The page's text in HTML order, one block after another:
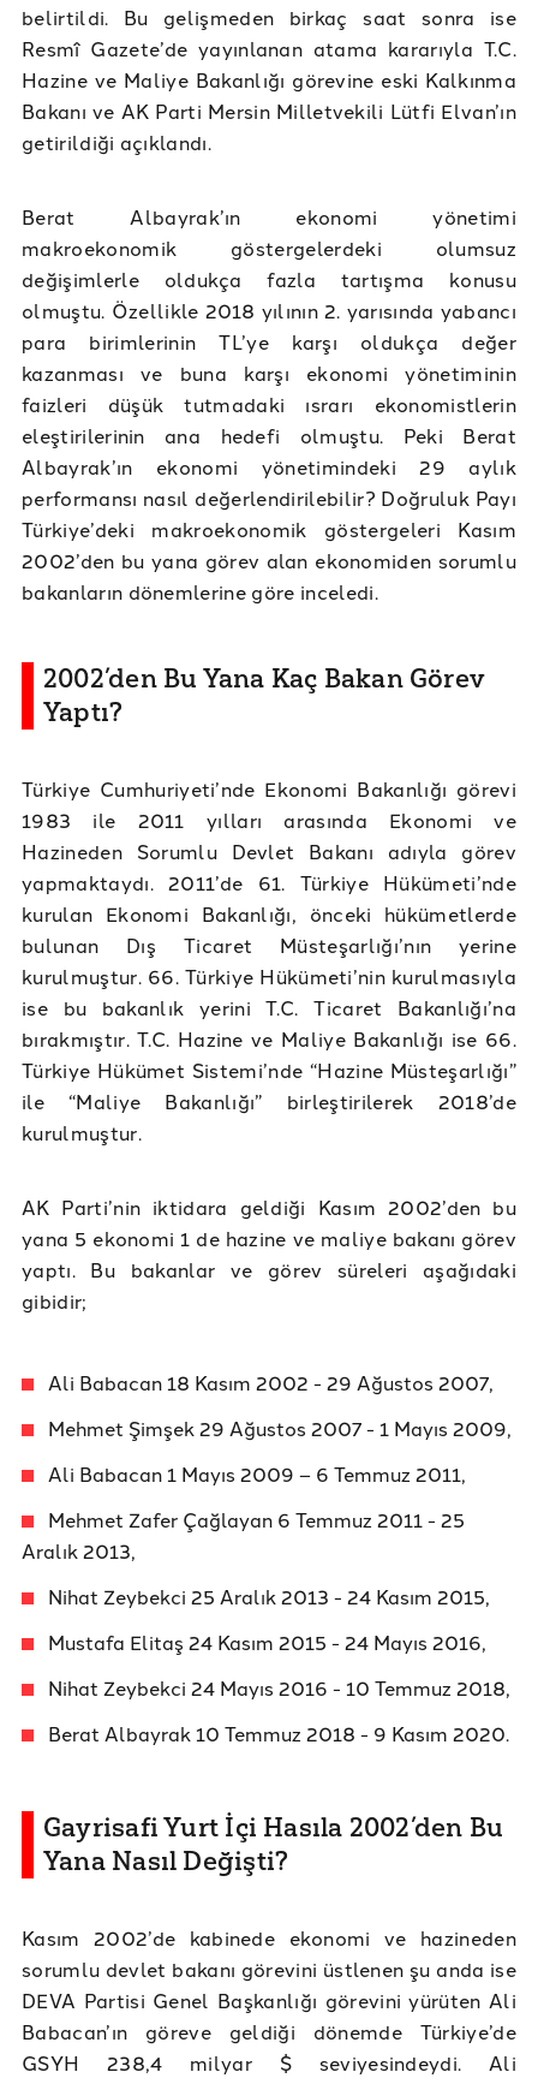
belirtildi. Bu gelişmeden birkaç saat sonra ise
Resmî Gazete’de yayınlanan atama kararıyla T.C.
Hazine ve Maliye Bakanlığı görevine eski Kalkınma
Bakanı ve AK Parti Mersin Milletvekili Lütfi Elvan’ın
getirildiği açıklandı.
Berat Albayrak’ın ekonomi yönetimi
makroekonomik göstergelerdeki olumsuz
değişimlerle oldukça fazla tartışma konusu
olmuştu. Özellikle 2018 yılının 2. yarısında yabancı
para birimlerinin TL’ye karşı oldukça değer
kazanması ve buna karşı ekonomi yönetiminin
faizleri düşük tutmadaki ısrarı ekonomistlerin
eleştirilerinin ana hedefi olmuştu. Peki Berat
Albayrak’ın ekonomi yönetimindeki 29 aylık
performansı nasıl değerlendirilebilir? Doğruluk Payı
Türkiye’deki makroekonomik göstergeleri Kasım
2002’den bu yana görev alan ekonomiden sorumlu
bakanların dönemlerine göre inceledi.
2002’den Bu Yana Kaç Bakan Görev
Yaptı?
Türkiye Cumhuriyeti’nde Ekonomi Bakanlığı görevi
1983 ile 2011 yılları arasında Ekonomi ve
Hazineden Sorumlu Devlet Bakanı adıyla görev
yapmaktaydı. 2011’de 61. Türkiye Hükümeti’nde
kurulan Ekonomi Bakanlığı, önceki hükümetlerde
bulunan Dış Ticaret Müsteşarlığı’nın yerine
kurulmuştur. 66. Türkiye Hükümeti’nin kurulmasıyla
ise bu bakanlık yerini T.C. Ticaret Bakanlığı’na
bırakmıştır. T.C. Hazine ve Maliye Bakanlığı ise 66.
Türkiye Hükümet Sistemi’nde “Hazine Müsteşarlığı”
ile “Maliye Bakanlığı” birleştirilerek 2018’de
kurulmuştur.
AK Parti’nin iktidara geldiği Kasım 2002’den bu
yana 5 ekonomi 1 de hazine ve maliye bakanı görev
yaptı. Bu bakanlar ve görev süreleri aşağıdaki
gibidir;
Ali Babacan 18 Kasım 2002 - 29 Ağustos 2007,
Mehmet Şimşek 29 Ağustos 2007 - 1 Mayıs 2009,
Ali Babacan 1 Mayıs 2009 – 6 Temmuz 2011,
Mehmet Zafer Çağlayan 6 Temmuz 2011 - 25
Aralık 2013,
Nihat Zeybekci 25 Aralık 2013 - 24 Kasım 2015,
Mustafa Elitaş 24 Kasım 2015 - 24 Mayıs 2016,
Nihat Zeybekci 24 Mayıs 2016 - 10 Temmuz 2018,
Berat Albayrak 10 Temmuz 2018 - 9 Kasım 2020.
Gayrisafi Yurt İçi Hasıla 2002’den Bu
Yana Nasıl Değişti?
Kasım 2002’de kabinede ekonomi ve hazineden
sorumlu devlet bakanı görevini üstlenen şu anda ise
DEVA Partisi Genel Başkanlığı görevini yürüten Ali
Babacan’ın göreve geldiği dönemde Türkiye’de
GSYH 238,4 milyar $ seviyesindeydi. Ali